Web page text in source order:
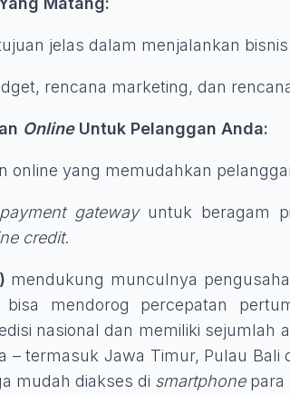
jelas dalam menjalankan
rencana marketing, dan
OnlineUntuk Pelanggan Anda:
online yang memudahkan
payment gatewayuntuk beragam
credit.
mendukung munculnya
mendorog percepatan
nasional dan memiliki sejumlah
– termasuk Jawa Timur, Pulau Bali
mudah diakses di smartphonepara